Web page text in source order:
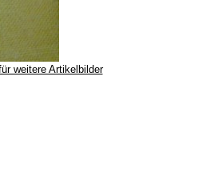
weitere Artikelbilder